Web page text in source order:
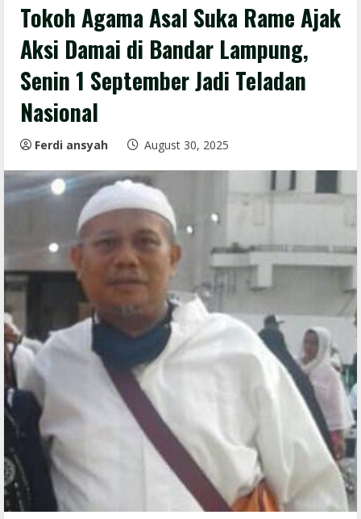
Tokoh Agama Asal Suka Rame Ajak
Aksi Damai di Bandar Lampung,
Senin 1 September Jadi Teladan
Nasional
Ferdi ansyah August 30, 2025